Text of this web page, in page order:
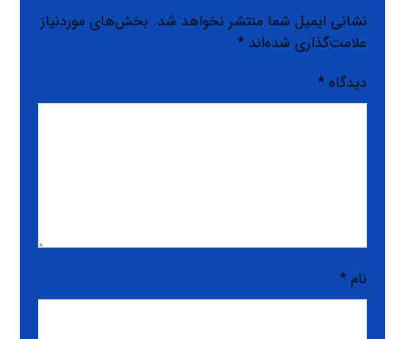
نشانی ایمیل شما منتشر نخواهد شد. بخش‌های موردنیاز
علامت‌گذاری شده‌اند*
دیدگاه*
نام*